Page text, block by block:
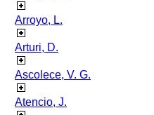
Arroyo, L.
Arturi, D.
Ascolece, V. G.
Atencio, J.